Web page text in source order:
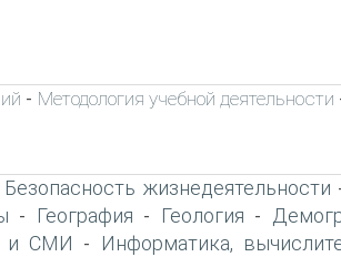
- Методология учебной деятельности
Безопасность жизнедеятельности
- География - Геология -
и СМИ - Информатика,